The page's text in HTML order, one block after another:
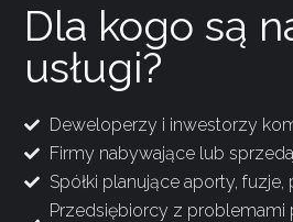
Dla kogo są
usługi?
Deweloperzy i inwestorzy
Firmy nabywające lub
Spółki planujące aporty, fuzje,
Przedsiębiorcy z problemami